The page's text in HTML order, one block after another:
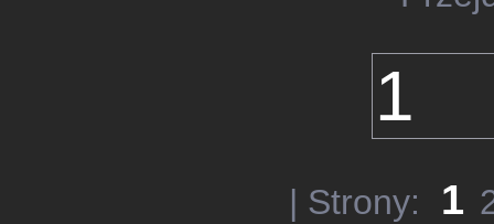
| Strony: 1